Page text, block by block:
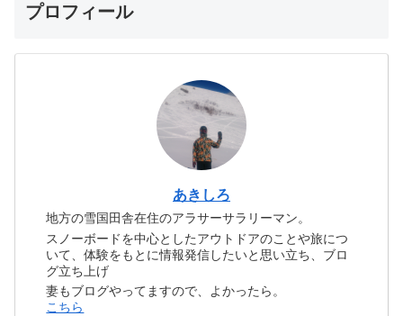
プロフィール
あきしろ
地方の雪国田舎在住のアラサーサラリーマン。
スノーボードを中心としたアウトドアのことや旅につ
いて、体験をもとに情報発信したいと思い立ち、ブロ
グ立ち上げ
妻もブログやってますので、よかったら。
こちら